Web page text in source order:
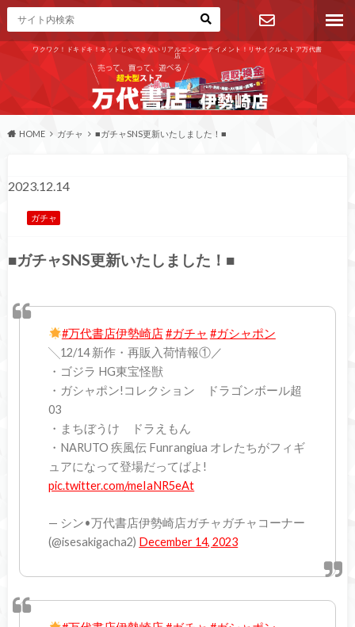
ワクワク！ドキドキ！ネットじゃできないリアルエンターテイメント！リサイクルストア万代書
店
お問い合わ
せ
HOME ガチャ ■ガチャSNS更新いたしました！■
2023.12.14
ガチャ
■ガチャSNS更新いたしました！■
#万代書店伊勢崎店#ガチャ #ガシャポン
╲12/14 新作・再販入荷情報①／
・ゴジラ HG東宝怪獣
・ガシャポン!コレクション ドラゴンボール超
03
・まちぼうけ ドラえもん
・NARUTO 疾風伝 Funrangiua オレたちがフィギ
ュアになって登場だってばよ!
pic.twitter.com/meIaNR5eAt
— シン•万代書店伊勢崎店ガチャガチャコーナー
(@isesakigacha2) December 14, 2023